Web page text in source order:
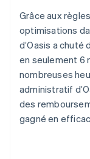
Grâce aux
optimisations
d’Oasis a chuté
en seulement 6
nombreuses
administratif
des
gagné en